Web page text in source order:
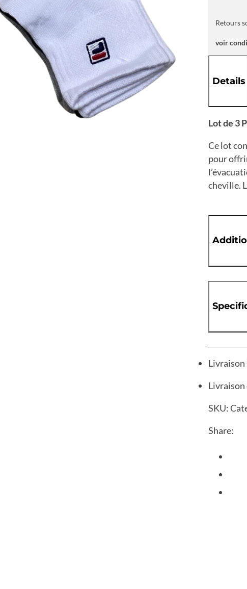
Retours
voir
Details
Lot de 3
Ce lot
pour
cheville.
Livraison
Livraison
SKU:
Share: